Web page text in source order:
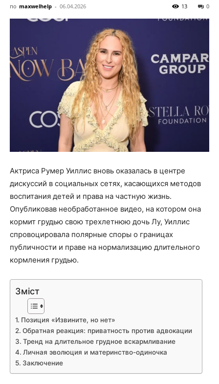
по maxwelhelp - 06.04.2026 0
13
Актриса Румер Уиллис вновь оказалась в центре
дискуссий в социальных сетях, касающихся методов
воспитания детей и права на частную жизнь.
Опубликовав необработанное видео, на котором она
кормит грудью свою трехлетнюю дочь Лу, Уиллис
спровоцировала полярные споры о границах
публичности и праве на нормализацию длительного
кормления грудью.
Зміст
Позиция «Извините, но нет»
Обратная реакция: приватность против адвокации
Тренд на длительное грудное вскармливание
Личная эволюция и материнство-одиночка
Заключение